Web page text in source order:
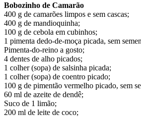
Bobozinho de Camarão
400 g de camarões limpos e sem cascas;
400 g de mandioquinha;
100 g de cebola em cubinhos;
1 pimenta dedo-de-moça picada, sem
Pimenta-do-reino a gosto;
4 dentes de alho picados;
1 colher (sopa) de salsinha picada;
1 colher (sopa) de coentro picado;
100 g de pimentão vermelho picado, sem
60 ml de azeite de dendê;
Suco de 1 limão;
200 ml de leite de coco;